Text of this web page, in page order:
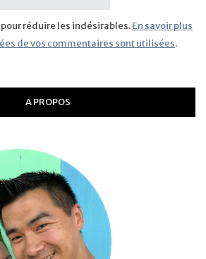
réduire les indésirables.En savoir plus
de vos commentaires sont utilisées.
A PROPOS